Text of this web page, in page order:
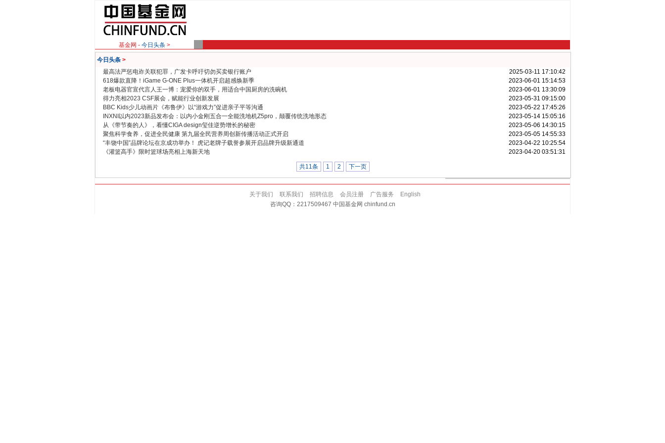
基金网 - 今日头条 >
今日头条 >
最高法严惩电诈关联犯罪，广发卡呼吁切勿买卖银行账户
2025-03-11 17:10:42
618爆款直降！iGame G-ONE Plus一体机开启超感焕新季
2023-06-01 15:14:53
老板电器官宣代言人王一博：宠爱你的双手，用适合中国厨房的洗碗机
2023-06-01 13:30:09
得力亮相2023 CSF展会，赋能行业创新发展
2023-05-31 09:15:00
BBC Kids少儿动画片《布鲁伊》以“游戏力”促进亲子平等沟通
2023-05-22 17:45:26
INXNI以内2023新品发布会：以内小金刚五合一全能洗地机Z5pro，颠覆传统洗地形态
2023-05-14 15:05:16
从《带节奏的人》，看懂CIGA design玺佳逆势增长的秘密
2023-05-06 14:30:15
聚焦科学食养，促进全民健康 第九届全民营养周创新传播活动正式开启
2023-05-05 14:55:33
“丰饶中国”品牌论坛在京成功举办！ 虎记老牌子载誉参展开启品牌升级新通道
2023-04-22 10:25:54
《灌篮高手》限时篮球场亮相上海新天地
2023-04-20 03:51:31
共11条 1 2 下一页
关于我们 联系我们 招聘信息 会员注册 广告服务
English
咨询QQ：2217509467 中国基金网 chinfund.cn